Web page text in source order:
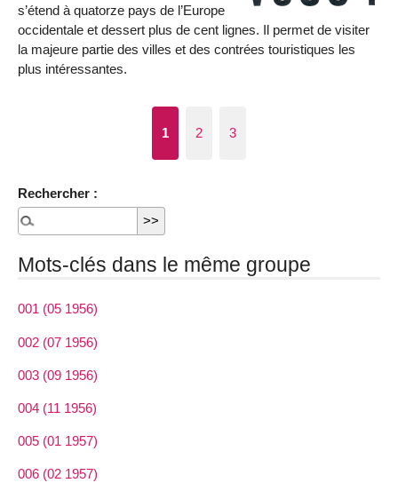
s’étend à quatorze pays de l’Europe
occidentale et dessert plus de cent lignes. Il permet de visiter
la majeure partie des villes et des contrées touristiques les
plus intéressantes.
1 2 3
Rechercher :
Mots-clés dans le même groupe
001 (05 1956)
002 (07 1956)
003 (09 1956)
004 (11 1956)
005 (01 1957)
006 (02 1957)